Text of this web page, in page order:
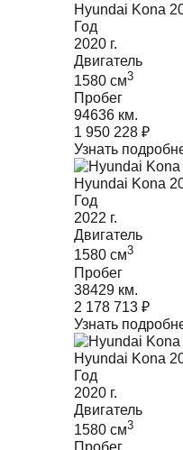
Hyundai Kona
Год
2020 г.
Двигатель
1580 cм3
Пробег
94636 км.
1 950 228 ₽
Узнать
Hyundai Kona
Год
2022 г.
Двигатель
1580 cм3
Пробег
38429 км.
2 178 713 ₽
Узнать
Hyundai Kona
Год
2020 г.
Двигатель
1580 cм3
Пробег